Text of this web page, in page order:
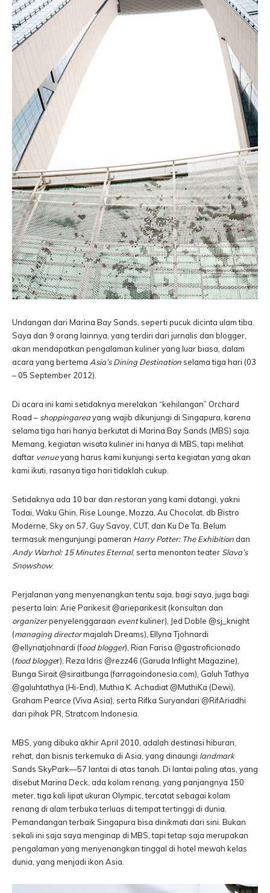
Undangan dari Marina Bay Sands, seperti pucuk dicinta ulam tiba.
Saya dan 9 orang lainnya, yang terdiri dari jurnalis dan blogger,
akan mendapatkan pengalaman kuliner yang luar biasa, dalam
acara yang bertema Asia’s Dining Destination selama tiga hari (03
– 05 September 2012).
Di acara ini kami setidaknya merelakan “kehilangan” Orchard
Road – shoppingareayang wajib dikunjungi di Singapura, karena
selama tiga hari hanya berkutat di Marina Bay Sands (MBS) saja.
Memang, kegiatan wisata kuliner ini hanya di MBS, tapi melihat
daftar venueyang harus kami kunjungi serta kegiatan yang akan
kami ikuti, rasanya tiga hari tidaklah cukup.
Setidaknya ada 10 bar dan restoran yang kami datangi, yakni
Todai, Waku Ghin, Rise Lounge, Mozza, Au Chocolat, db Bistro
Moderne, Sky on 57, Guy Savoy, CUT, dan Ku De Ta. Belum
termasuk mengunjungi pameran Harry Potter: The Exhibition dan
Andy Warhol: 15 Minutes Eternal, serta menonton teater Slava’s
Snowshow.
Perjalanan yang menyenangkan tentu saja, bagi saya, juga bagi
peserta lain: Arie Parikesit @arieparikesit (konsultan dan
organizerpenyelenggaraan eventkuliner), Jed Doble @sj_knight
(managing directormajalah Dreams), Ellyna Tjohnardi
@ellynatjohnardi (food blogger), Rian Farisa ‏@gastroficionado
(food blogger), Reza Idris @rezz46 (Garuda Inflight Magazine),
Bunga Sirait @siraitbunga (farragoindonesia.com), Galuh Tathya
@galuhtathya (Hi-End), Muthia K. Achadiat @MuthiKa (Dewi),
Graham Pearce (Viva Asia), serta Rifka Suryandari @RifAriadhi
dari pihak PR, Stratcom Indonesia.
MBS, yang dibuka akhir April 2010, adalah destinasi hiburan,
rehat, dan bisnis terkemuka di Asia, yang dinaungi landmark
Sands SkyPark—57 lantai di atas tanah. Di lantai paling atas, yang
disebut Marina Deck, ada kolam renang, yang panjangnya 150
meter, tiga kali lipat ukuran Olympic, tercatat sebagai kolam
renang di alam terbuka terluas di tempat tertinggi di dunia.
Pemandangan terbaik Singapura bisa dinikmati dari sini. Bukan
sekali ini saja saya menginap di MBS, tapi tetap saja merupakan
pengalaman yang menyenangkan tinggal di hotel mewah kelas
dunia, yang menjadi ikon Asia.